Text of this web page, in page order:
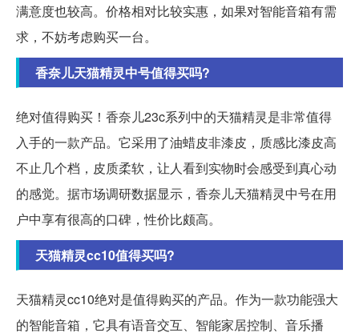
满意度也较高。价格相对比较实惠，如果对智能音箱有需
求，不妨考虑购买一台。
香奈儿天猫精灵中号值得买吗?
绝对值得购买！香奈儿23c系列中的天猫精灵是非常值得
入手的一款产品。它采用了油蜡皮非漆皮，质感比漆皮高
不止几个档，皮质柔软，让人看到实物时会感受到真心动
的感觉。据市场调研数据显示，香奈儿天猫精灵中号在用
户中享有很高的口碑，性价比颇高。
天猫精灵cc10值得买吗?
天猫精灵cc10绝对是值得购买的产品。作为一款功能强大
的智能音箱，它具有语音交互、智能家居控制、音乐播